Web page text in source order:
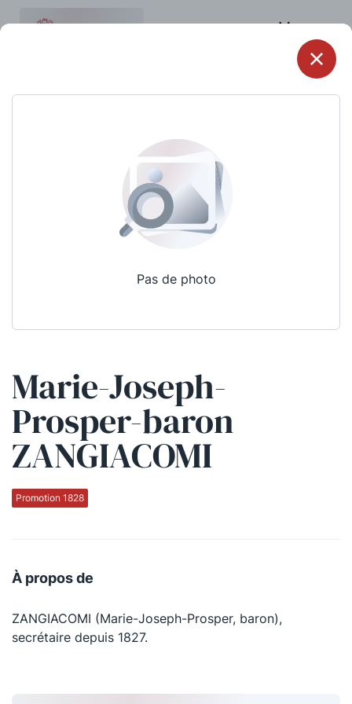
Menu
Pas de photo
Marie-Joseph-
Prosper-baron
ZANGIACOMI
Promotion 1828
À propos de
ZANGIACOMI (Marie-Joseph-Prosper, baron),
secrétaire depuis 1827.
Qui sommes-nous ?
La Conférence
La Conférence de Renfort
La défense pénale
La Conférence Berryer
La Petite Conférence